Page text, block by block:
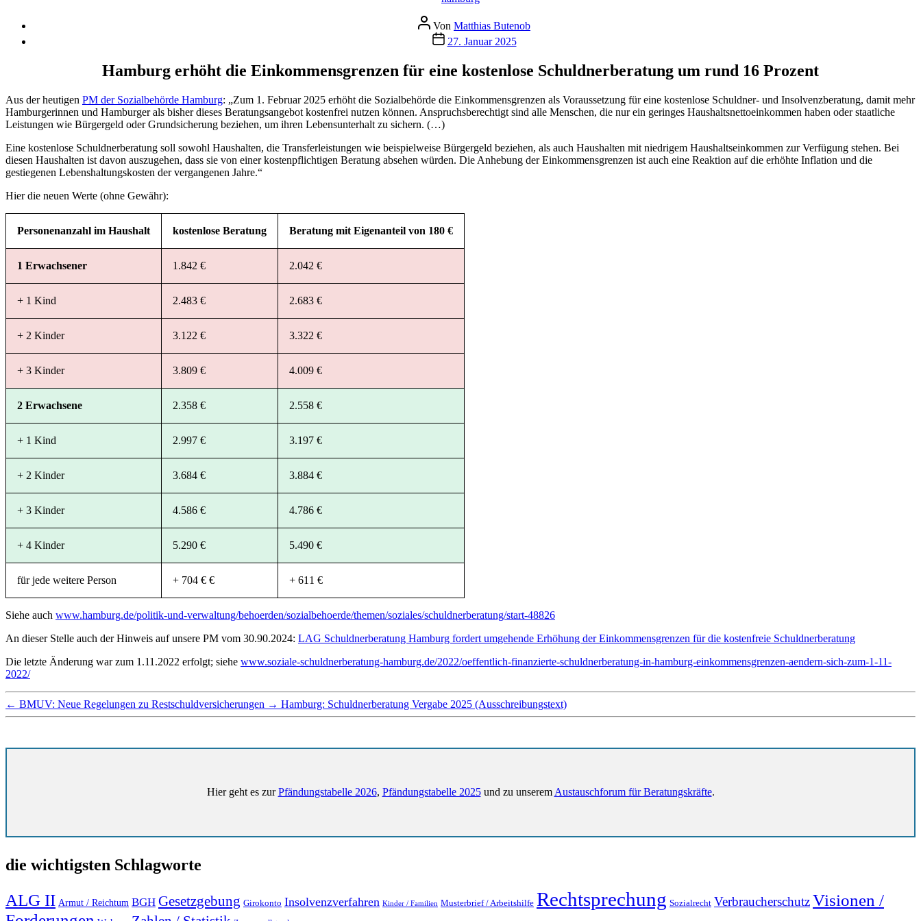
Beitragsautor
Von Matthias Butenob
Veröffentlichungsdatum
27. Januar 2025
Hamburg erhöht die Einkommensgrenzen für eine kostenlose Schuldnerberatung um rund 16 Prozent
Aus der heutigen PM der Sozialbehörde Hamburg: „Zum 1. Februar 2025 erhöht die Sozialbehörde die Einkommensgrenzen als Voraussetzung für eine kostenlose Schuldner- und Insolvenzberatung, damit mehr
Hamburgerinnen und Hamburger als bisher dieses Beratungsangebot kostenfrei nutzen können. Anspruchsberechtigt sind alle Menschen, die nur ein geringes Haushaltsnettoeinkommen haben oder staatliche
Leistungen wie Bürgergeld oder Grundsicherung beziehen, um ihren Lebensunterhalt zu sichern. (…)
Eine kostenlose Schuldnerberatung soll sowohl Haushalten, die Transferleistungen wie beispielweise Bürgergeld beziehen, als auch Haushalten mit niedrigem Haushaltseinkommen zur Verfügung stehen. Bei
diesen Haushalten ist davon auszugehen, dass sie von einer kostenpflichtigen Beratung absehen würden. Die Anhebung der Einkommensgrenzen ist auch eine Reaktion auf die erhöhte Inflation und die
gestiegenen Lebenshaltungskosten der vergangenen Jahre.“
Hier die neuen Werte (ohne Gewähr):
Personenanzahl im Haushalt kostenlose Beratung Beratung mit Eigenanteil von 180 €
1 Erwachsener 1.842 € 2.042 €
+ 1 Kind 2.483 € 2.683 €
+ 2 Kinder 3.122 € 3.322 €
+ 3 Kinder 3.809 € 4.009 €
2 Erwachsene 2.358 € 2.558 €
+ 1 Kind 2.997 € 3.197 €
+ 2 Kinder 3.684 € 3.884 €
+ 3 Kinder 4.586 € 4.786 €
+ 4 Kinder 5.290 € 5.490 €
für jede weitere Person + 704 € € + 611 €
Siehe auch www.hamburg.de/politik-und-verwaltung/behoerden/sozialbehoerde/themen/soziales/schuldnerberatung/start-48826
An dieser Stelle auch der Hinweis auf unsere PM vom 30.90.2024: LAG Schuldnerberatung Hamburg fordert umgehende Erhöhung der Einkommensgrenzen für die kostenfreie Schuldnerberatung
Die letzte Änderung war zum 1.11.2022 erfolgt; siehe www.soziale-schuldnerberatung-hamburg.de/2022/oeffentlich-finanzierte-schuldnerberatung-in-hamburg-einkommensgrenzen-aendern-sich-zum-1-11-
2022/
← BMUV: Neue Regelungen zu Restschuldversicherungen → Hamburg: Schuldnerberatung Vergabe 2025 (Ausschreibungstext)
Hier geht es zurPfändungstabelle 2026, Pfändungstabelle 2025und zu unserem Austauschforum für Beratungskräfte.
die wichtigsten Schlagworte
ALG II Armut / Reichtum BGH Gesetzgebung Girokonto Insolvenzverfahren Kinder / Familien Musterbrief / Arbeitshilfe Rechtsprechung Sozialrecht VerbraucherschutzVisionen /